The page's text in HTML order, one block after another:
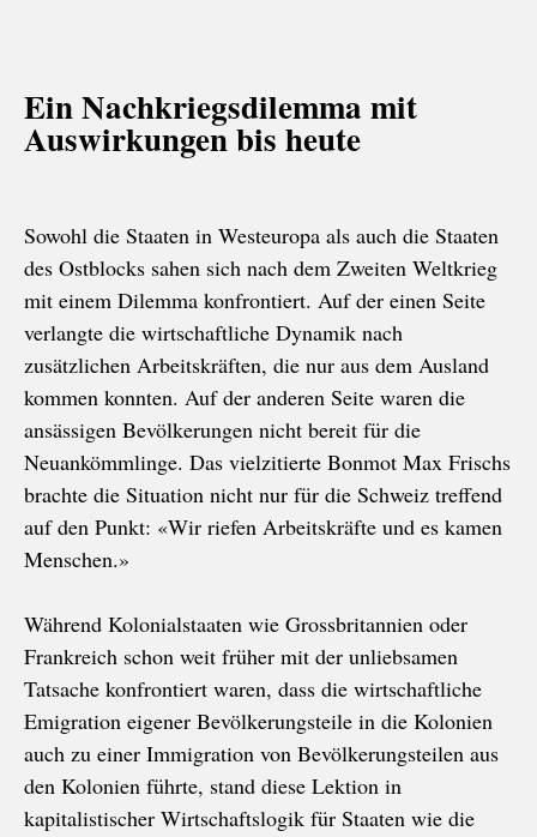
Ein Nachkriegsdilemma mit
Auswirkungen bis heute
Sowohl die Staaten in Westeuropa als auch die Staaten
des Ostblocks sahen sich nach dem Zweiten Weltkrieg
mit einem Dilemma konfrontiert. Auf der einen Seite
verlangte die wirtschaftliche Dynamik nach
zusätzlichen Arbeitskräften, die nur aus dem Ausland
kommen konnten. Auf der anderen Seite waren die
ansässigen Bevölkerungen nicht bereit für die
Neuankömmlinge. Das vielzitierte Bonmot Max Frischs
brachte die Situation nicht nur für die Schweiz treffend
auf den Punkt: «Wir riefen Arbeitskräfte und es kamen
Menschen.»
Während Kolonialstaaten wie Grossbritannien oder
Frankreich schon weit früher mit der unliebsamen
Tatsache konfrontiert waren, dass die wirtschaftliche
Emigration eigener Bevölkerungsteile in die Kolonien
auch zu einer Immigration von Bevölkerungsteilen aus
den Kolonien führte, stand diese Lektion in
kapitalistischer Wirtschaftslogik für Staaten wie die